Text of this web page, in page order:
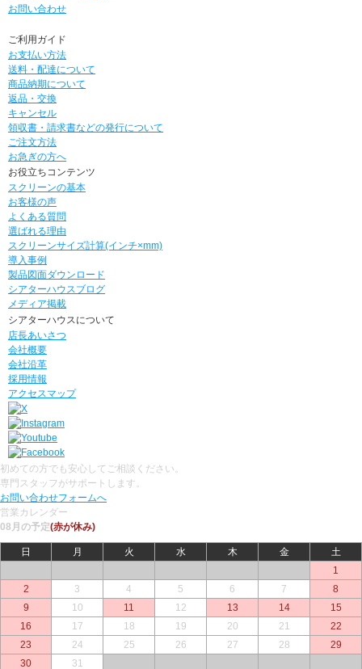
お問い合わせ
ご利用ガイド
お支払い方法
送料・配達について
商品納期について
返品・交換
キャンセル
領収書・請求書などの発行について
ご注文方法
お急ぎの方へ
お役立ちコンテンツ
スクリーンの基本
お客様の声
よくある質問
選ばれる理由
スクリーンサイズ計算(インチ×mm)
導入事例
製品図面ダウンロード
シアターハウスブログ
メディア掲載
シアターハウスについて
店長あいさつ
会社概要
会社沿革
採用情報
アクセスマップ
初めての方でも安心してご相談ください。
専門スタッフがサポートします。
お問い合わせフォームへ
営業カレンダー
08月の予定(赤が休み)
日 月 火 水 木 金
土
1
2
3 4 5 6 7
8
9
10 11 12 13 14
15
16
17 18 19 20 21
22
23
24 25 26 27 28
29
30
31